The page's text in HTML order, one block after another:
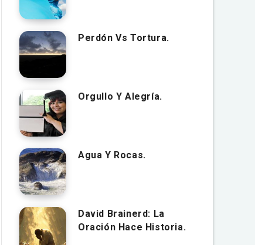
Perdón Vs Tortura.
Orgullo Y Alegría.
Agua Y Rocas.
David Brainerd: La
Oración Hace Historia.